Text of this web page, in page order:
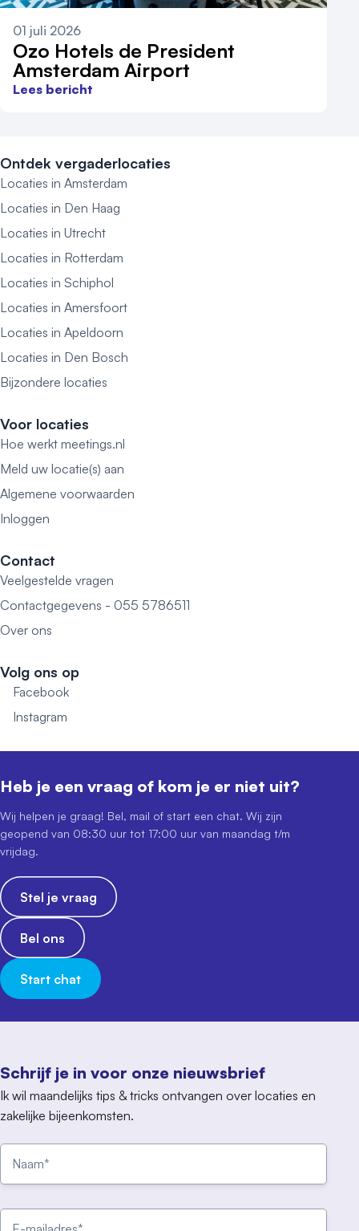
01 juli 2026
Ozo Hotels de President
Amsterdam Airport
Lees bericht
Ontdek vergaderlocaties
Locaties in Amsterdam
Locaties in Den Haag
Locaties in Utrecht
Locaties in Rotterdam
Locaties in Schiphol
Locaties in Amersfoort
Locaties in Apeldoorn
Locaties in Den Bosch
Bijzondere locaties
Voor locaties
Hoe werkt meetings.nl
Meld uw locatie(s) aan
Algemene voorwaarden
Inloggen
Contact
Veelgestelde vragen
Contactgegevens - 055 5786511
Over ons
Volg ons op
Facebook
Instagram
Schrijf je in voor onze nieuwsbrief
Ik wil maandelijks tips & tricks ontvangen over locaties en
zakelijke bijeenkomsten.
Heb je een vraag of kom je er niet uit?
Wij helpen je graag! Bel, mail of start een chat. Wij zijn
geopend van 08:30 uur tot 17:00 uur van maandag t/m
vrijdag.
Stel je vraag
Bel ons
Start chat